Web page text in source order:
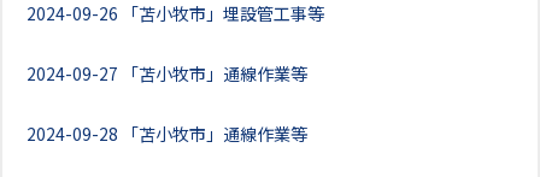
2024-09-26 「苫小牧市」埋設管工事等
2024-09-27 「苫小牧市」通線作業等
2024-09-28 「苫小牧市」通線作業等